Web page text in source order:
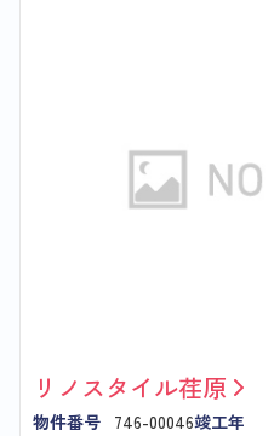
リノスタイル荏原
物件番号 746-00046竣工年